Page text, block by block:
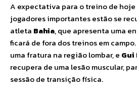
A expectativa para o treino de hoje
jogadores importantes estão se
atleta Bahia, que apresenta uma
ficará de fora dos treinos em campo.
uma fratura na região lombar, e Gui
recupera de uma lesão muscular,
sessão de transição física.